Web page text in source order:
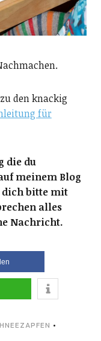
den knackig
für
die du
meinem Blog
dich bitte mit
alles
Nachricht.
•